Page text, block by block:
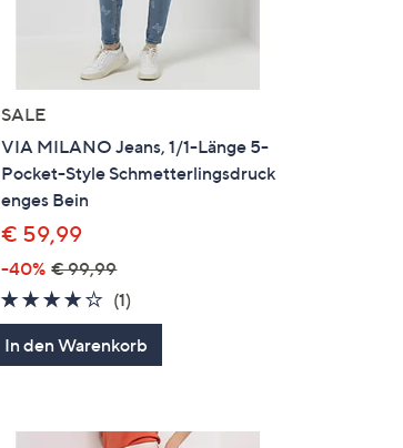
SALE
VIA MILANO Jeans, 1/1-Länge 5-
Pocket-Style Schmetterlingsdruck
enges Bein
€ 59,99
-40% € 99,99
4.0
von
5
(1)
Bewertungen
In den Warenkorb